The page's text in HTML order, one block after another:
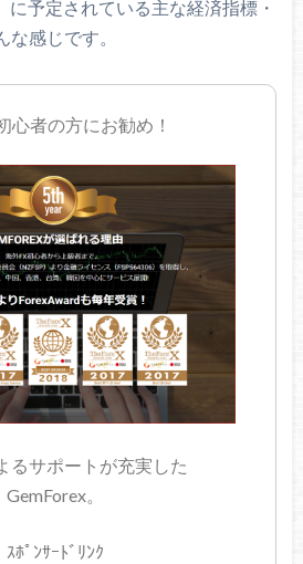
に予定されている主な経済指標・
感じです。
心者の方にお勧め！
るサポートが充実した
GemForex。
ｽﾎﾟﾝｻｰﾄﾞﾘﾝｸ